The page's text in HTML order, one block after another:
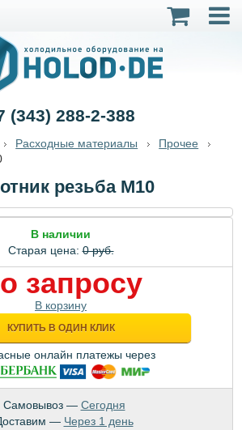
(343) 288-2-388
Расходные материалы
Прочее
резьба М10
В наличии
Старая цена:0 руб.
запросу
В корзину
КУПИТЬ В ОДИН КЛИК
онлайн платежы через
Самовывоз — Сегодня
— Через 1 день